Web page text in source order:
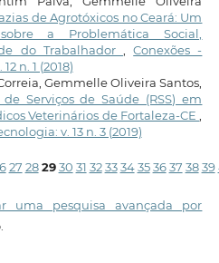
de Agrotóxicos no Ceará: Um
a Problemática Social,
do Trabalhador ,Conexões -
n. 1 (2018)
Gemmelle Oliveira Santos,
Serviços de Saúde (RSS) em
Veterinários de Fortaleza-CE,
v. 13 n. 3 (2019)
27 28 29 30 31 32 33 34 35 36 37 38 39
uma pesquisa avançada por